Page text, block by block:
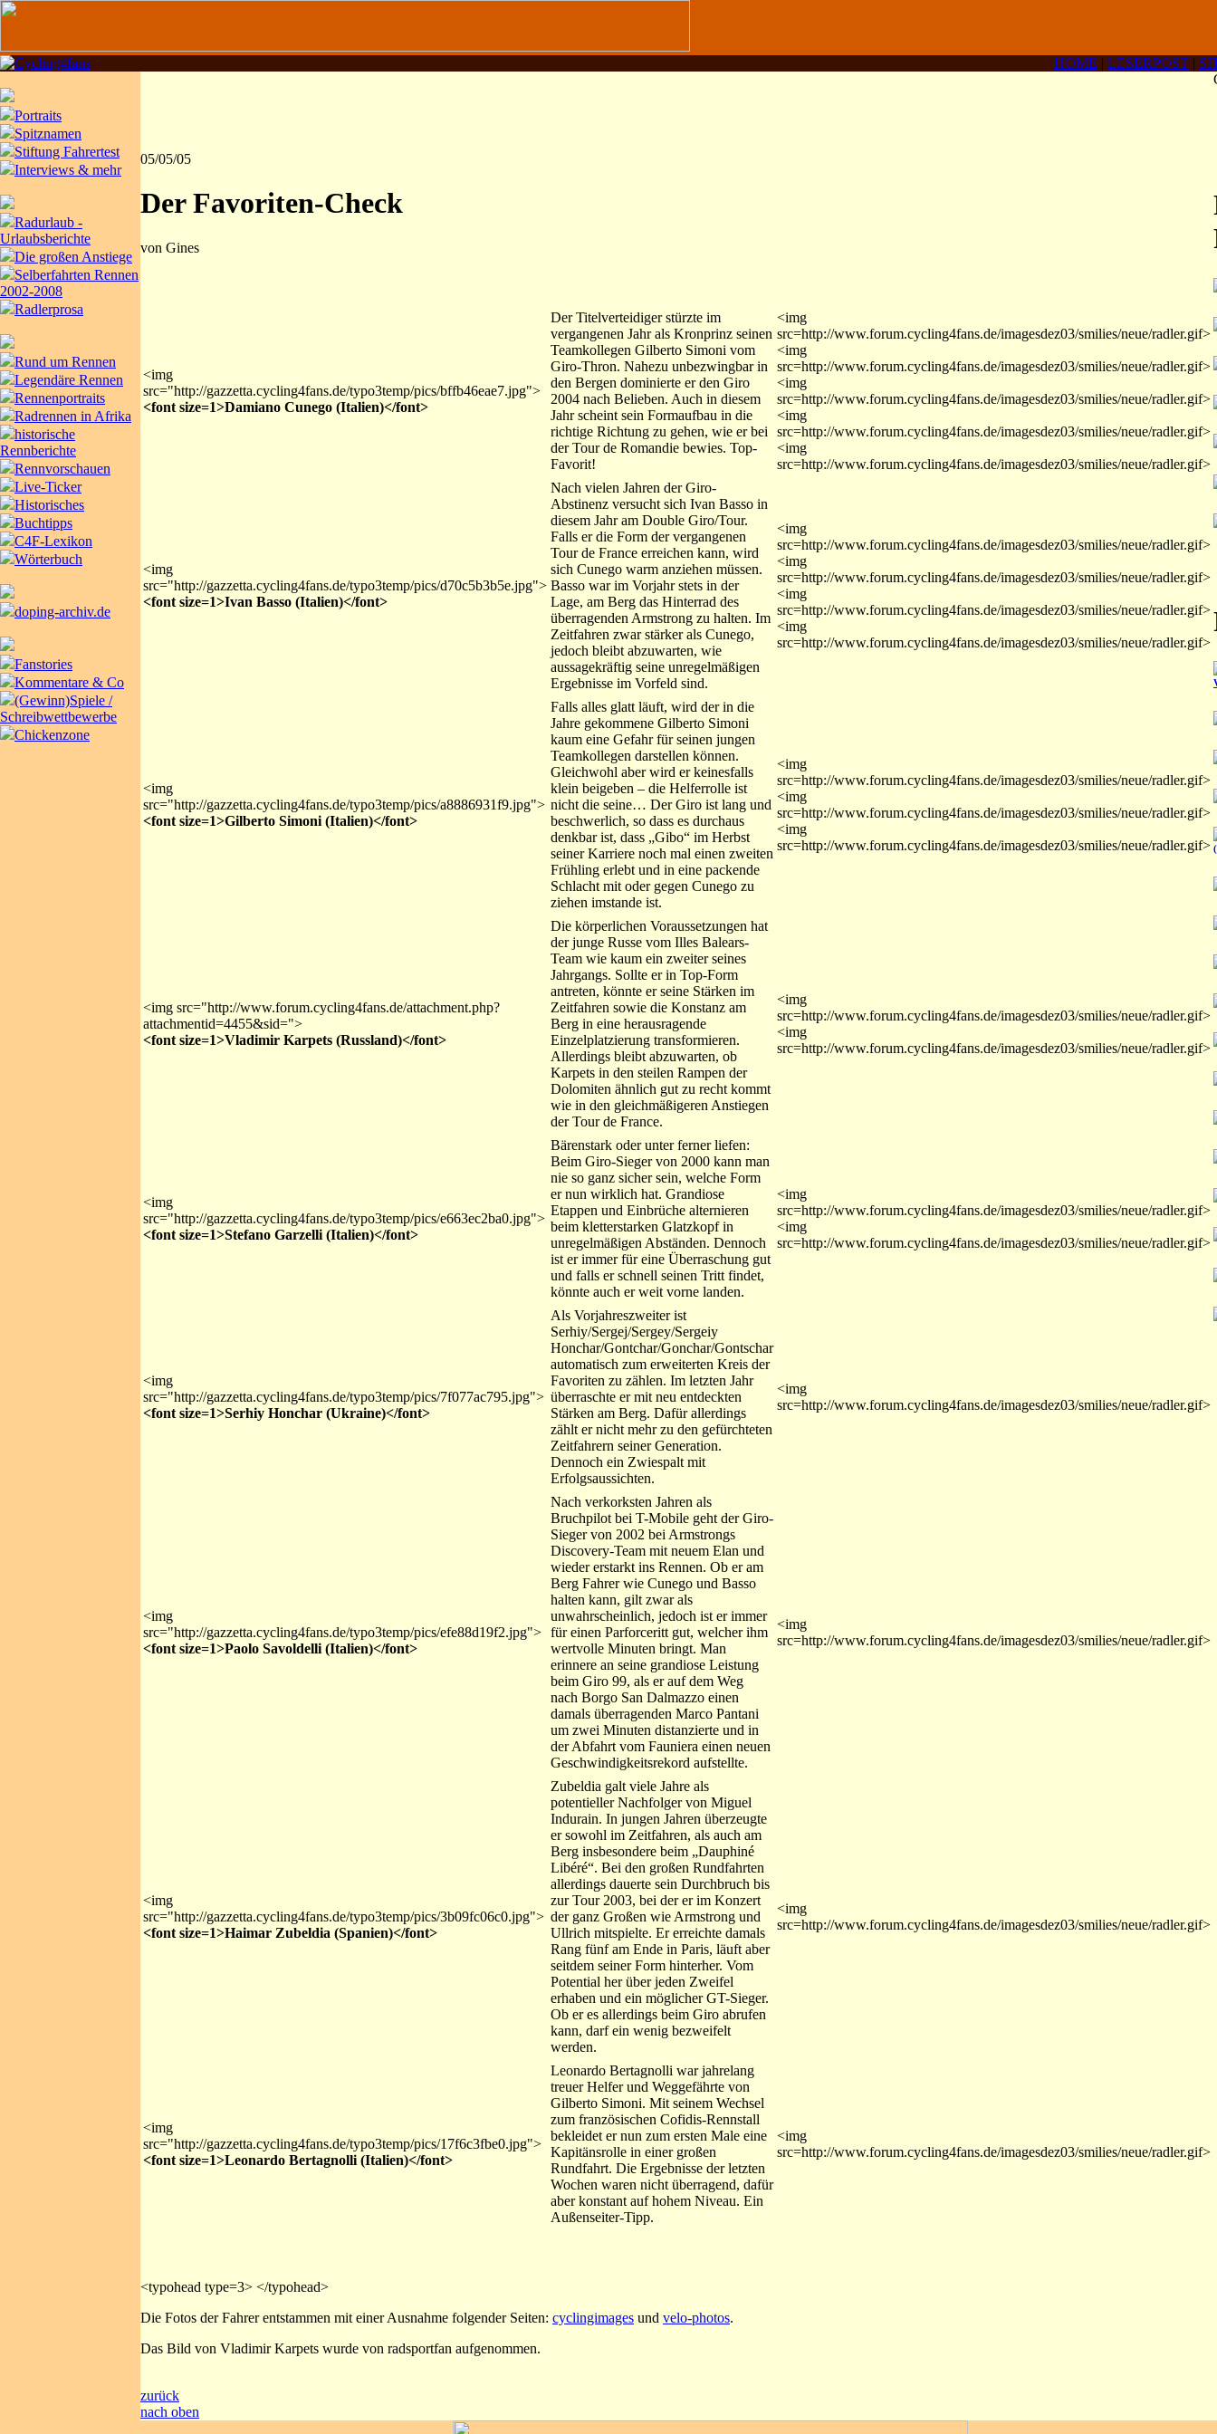
HOME | LESERPOST |
Portraits
Spitznamen
Stiftung Fahrertest
Interviews & mehr
Radurlaub -
Urlaubsberichte
Die großen Anstiege
Selberfahrten Rennen
2002-2008
Radlerprosa
Rund um Rennen
Legendäre Rennen
Rennenportraits
Radrennen in Afrika
historische
Rennberichte
Rennvorschauen
Live-Ticker
Historisches
Buchtipps
C4F-Lexikon
Wörterbuch
doping-archiv.de
Fanstories
Kommentare & Co
(Gewinn)Spiele /
Schreibwettbewerbe
Chickenzone
05/05/05
Der Favoriten-Check
von Gines
<img
src="http://gazzetta.cycling4fans.de/typo3temp/pics/bffb46eae7.jpg">
<font size=1>Damiano Cunego (Italien)</font>
Der Titelverteidiger stürzte im
vergangenen Jahr als Kronprinz seinen
Teamkollegen Gilberto Simoni vom
Giro-Thron. Nahezu unbezwingbar in
den Bergen dominierte er den Giro
2004 nach Belieben. Auch in diesem
Jahr scheint sein Formaufbau in die
richtige Richtung zu gehen, wie er bei
der Tour de Romandie bewies. Top-
Favorit!
<img
src=http://www.forum.cycling4fans.de/imagesdez03/smilies/neue/radler.gif>
<img
src=http://www.forum.cycling4fans.de/imagesdez03/smilies/neue/radler.gif>
<img
src=http://www.forum.cycling4fans.de/imagesdez03/smilies/neue/radler.gif>
<img
src=http://www.forum.cycling4fans.de/imagesdez03/smilies/neue/radler.gif>
<img
src=http://www.forum.cycling4fans.de/imagesdez03/smilies/neue/radler.gif>
<img
src="http://gazzetta.cycling4fans.de/typo3temp/pics/d70c5b3b5e.jpg">
<font size=1>Ivan Basso (Italien)</font>
Nach vielen Jahren der Giro-
Abstinenz versucht sich Ivan Basso in
diesem Jahr am Double Giro/Tour.
Falls er die Form der vergangenen
Tour de France erreichen kann, wird
sich Cunego warm anziehen müssen.
Basso war im Vorjahr stets in der
Lage, am Berg das Hinterrad des
überragenden Armstrong zu halten. Im
Zeitfahren zwar stärker als Cunego,
jedoch bleibt abzuwarten, wie
aussagekräftig seine unregelmäßigen
Ergebnisse im Vorfeld sind.
<img
src=http://www.forum.cycling4fans.de/imagesdez03/smilies/neue/radler.gif>
<img
src=http://www.forum.cycling4fans.de/imagesdez03/smilies/neue/radler.gif>
<img
src=http://www.forum.cycling4fans.de/imagesdez03/smilies/neue/radler.gif>
<img
src=http://www.forum.cycling4fans.de/imagesdez03/smilies/neue/radler.gif>
<img
src="http://gazzetta.cycling4fans.de/typo3temp/pics/a8886931f9.jpg">
<font size=1>Gilberto Simoni (Italien)</font>
Falls alles glatt läuft, wird der in die
Jahre gekommene Gilberto Simoni
kaum eine Gefahr für seinen jungen
Teamkollegen darstellen können.
Gleichwohl aber wird er keinesfalls
klein beigeben – die Helferrolle ist
nicht die seine… Der Giro ist lang und
beschwerlich, so dass es durchaus
denkbar ist, dass „Gibo“ im Herbst
seiner Karriere noch mal einen zweiten
Frühling erlebt und in eine packende
Schlacht mit oder gegen Cunego zu
ziehen imstande ist.
<img
src=http://www.forum.cycling4fans.de/imagesdez03/smilies/neue/radler.gif>
<img
src=http://www.forum.cycling4fans.de/imagesdez03/smilies/neue/radler.gif>
<img
src=http://www.forum.cycling4fans.de/imagesdez03/smilies/neue/radler.gif>
<img src="http://www.forum.cycling4fans.de/attachment.php?
attachmentid=4455&sid=">
<font size=1>Vladimir Karpets (Russland)</font>
Die körperlichen Voraussetzungen hat
der junge Russe vom Illes Balears-
Team wie kaum ein zweiter seines
Jahrgangs. Sollte er in Top-Form
antreten, könnte er seine Stärken im
Zeitfahren sowie die Konstanz am
Berg in eine herausragende
Einzelplatzierung transformieren.
Allerdings bleibt abzuwarten, ob
Karpets in den steilen Rampen der
Dolomiten ähnlich gut zu recht kommt
wie in den gleichmäßigeren Anstiegen
der Tour de France.
<img
src=http://www.forum.cycling4fans.de/imagesdez03/smilies/neue/radler.gif>
<img
src=http://www.forum.cycling4fans.de/imagesdez03/smilies/neue/radler.gif>
<img
src="http://gazzetta.cycling4fans.de/typo3temp/pics/e663ec2ba0.jpg">
<font size=1>Stefano Garzelli (Italien)</font>
Bärenstark oder unter ferner liefen:
Beim Giro-Sieger von 2000 kann man
nie so ganz sicher sein, welche Form
er nun wirklich hat. Grandiose
Etappen und Einbrüche alternieren
beim kletterstarken Glatzkopf in
unregelmäßigen Abständen. Dennoch
ist er immer für eine Überraschung gut
und falls er schnell seinen Tritt findet,
könnte auch er weit vorne landen.
<img
src=http://www.forum.cycling4fans.de/imagesdez03/smilies/neue/radler.gif>
<img
src=http://www.forum.cycling4fans.de/imagesdez03/smilies/neue/radler.gif>
<img
src="http://gazzetta.cycling4fans.de/typo3temp/pics/7f077ac795.jpg">
<font size=1>Serhiy Honchar (Ukraine)</font>
Als Vorjahreszweiter ist
Serhiy/Sergej/Sergey/Sergeiy
Honchar/Gontchar/Gonchar/Gontschar
automatisch zum erweiterten Kreis der
Favoriten zu zählen. Im letzten Jahr
überraschte er mit neu entdeckten
Stärken am Berg. Dafür allerdings
zählt er nicht mehr zu den gefürchteten
Zeitfahrern seiner Generation.
Dennoch ein Zwiespalt mit
Erfolgsaussichten.
<img
src=http://www.forum.cycling4fans.de/imagesdez03/smilies/neue/radler.gif>
<img
src="http://gazzetta.cycling4fans.de/typo3temp/pics/efe88d19f2.jpg">
<font size=1>Paolo Savoldelli (Italien)</font>
Nach verkorksten Jahren als
Bruchpilot bei T-Mobile geht der Giro-
Sieger von 2002 bei Armstrongs
Discovery-Team mit neuem Elan und
wieder erstarkt ins Rennen. Ob er am
Berg Fahrer wie Cunego und Basso
halten kann, gilt zwar als
unwahrscheinlich, jedoch ist er immer
für einen Parforceritt gut, welcher ihm
wertvolle Minuten bringt. Man
erinnere an seine grandiose Leistung
beim Giro 99, als er auf dem Weg
nach Borgo San Dalmazzo einen
damals überragenden Marco Pantani
um zwei Minuten distanzierte und in
der Abfahrt vom Fauniera einen neuen
Geschwindigkeitsrekord aufstellte.
<img
src=http://www.forum.cycling4fans.de/imagesdez03/smilies/neue/radler.gif>
<img
src="http://gazzetta.cycling4fans.de/typo3temp/pics/3b09fc06c0.jpg">
<font size=1>Haimar Zubeldia (Spanien)</font>
Zubeldia galt viele Jahre als
potentieller Nachfolger von Miguel
Indurain. In jungen Jahren überzeugte
er sowohl im Zeitfahren, als auch am
Berg insbesondere beim „Dauphiné
Libéré“. Bei den großen Rundfahrten
allerdings dauerte sein Durchbruch bis
zur Tour 2003, bei der er im Konzert
der ganz Großen wie Armstrong und
Ullrich mitspielte. Er erreichte damals
Rang fünf am Ende in Paris, läuft aber
seitdem seiner Form hinterher. Vom
Potential her über jeden Zweifel
erhaben und ein möglicher GT-Sieger.
Ob er es allerdings beim Giro abrufen
kann, darf ein wenig bezweifelt
werden.
<img
src=http://www.forum.cycling4fans.de/imagesdez03/smilies/neue/radler.gif>
<img
src="http://gazzetta.cycling4fans.de/typo3temp/pics/17f6c3fbe0.jpg">
<font size=1>Leonardo Bertagnolli (Italien)</font>
Leonardo Bertagnolli war jahrelang
treuer Helfer und Weggefährte von
Gilberto Simoni. Mit seinem Wechsel
zum französischen Cofidis-Rennstall
bekleidet er nun zum ersten Male eine
Kapitänsrolle in einer großen
Rundfahrt. Die Ergebnisse der letzten
Wochen waren nicht überragend, dafür
aber konstant auf hohem Niveau. Ein
Außenseiter-Tipp.
<img
src=http://www.forum.cycling4fans.de/imagesdez03/smilies/neue/radler.gif>
<typohead type=3> </typohead>
Die Fotos der Fahrer entstammen mit einer Ausnahme folgender Seiten: cyclingimages und velo-photos.
Das Bild von Vladimir Karpets wurde von radsportfan aufgenommen.
zurück
nach oben